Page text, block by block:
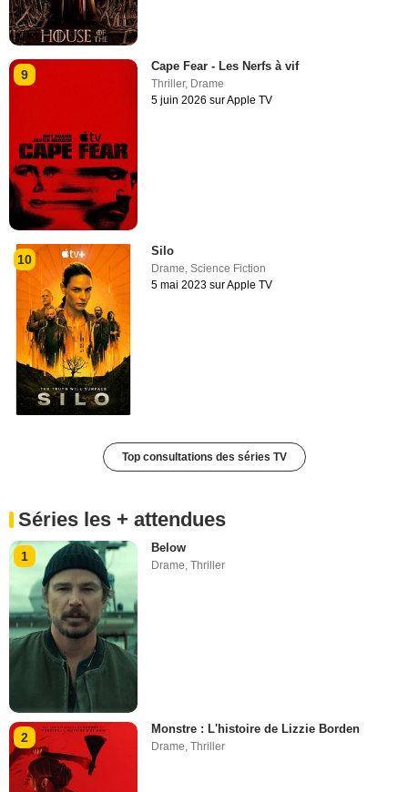
9
Cape Fear - Les Nerfs à vif
Thriller, Drame
5 juin 2026 sur Apple TV
10
Silo
Drame,Science Fiction
5 mai 2023 sur Apple TV
Top consultations des séries TV
Séries les + attendues
1
Below
Drame,Thriller
2
Monstre : L'histoire de Lizzie Borden
Drame ,Thriller